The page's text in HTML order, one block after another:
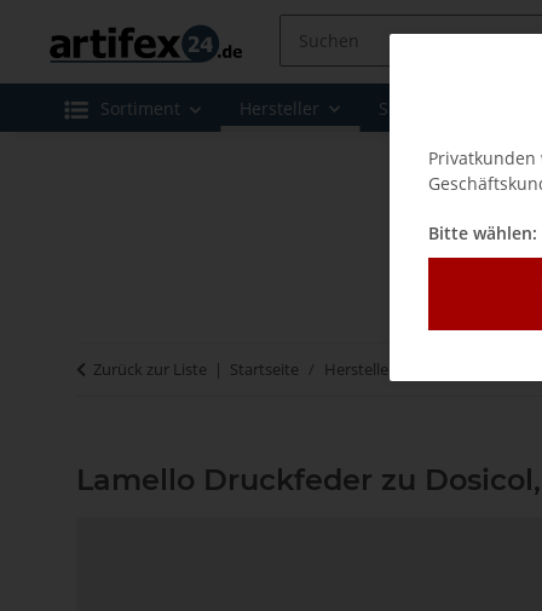
Sortiment Hersteller Sale
Zurück zur Liste Startseite Hersteller
Lamello Druckfeder zu
Bitte wählen: